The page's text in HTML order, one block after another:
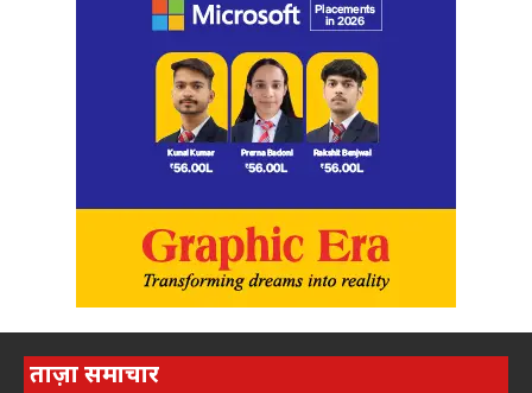
ताज़ा समाचार